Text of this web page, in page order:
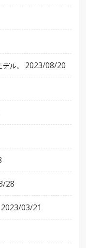
ル。 2023/08/20
28
2023/03/21